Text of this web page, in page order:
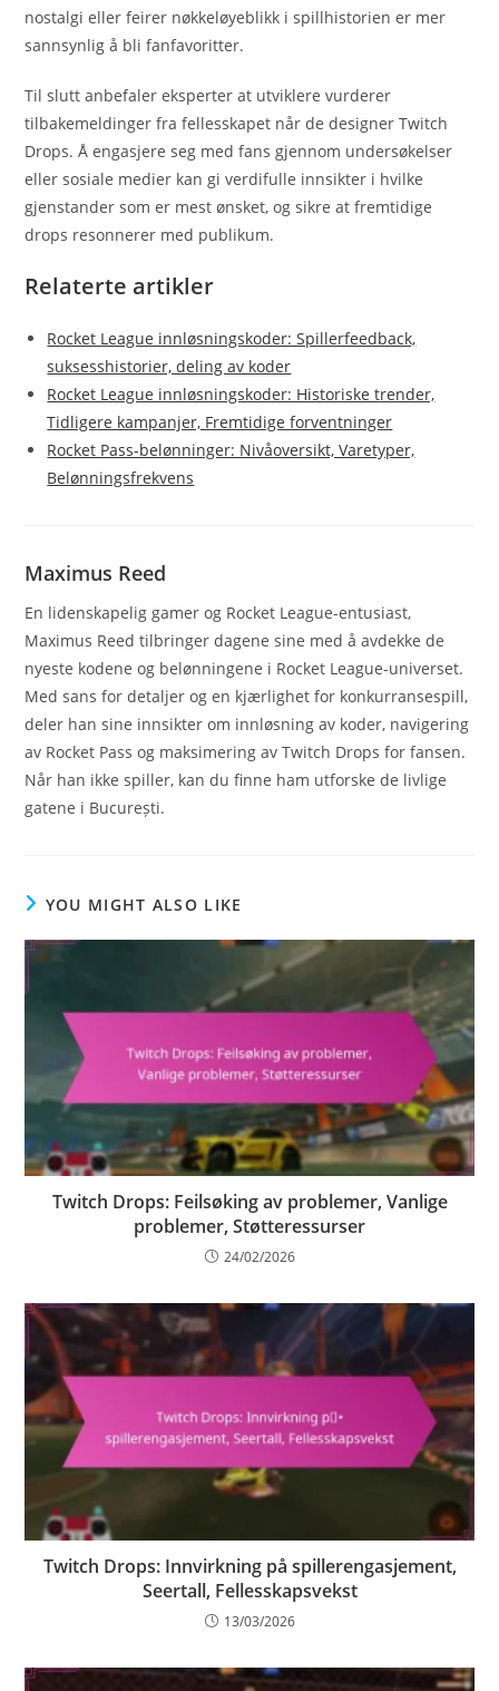
nostalgi eller feirer nøkkeløyeblikk i spillhistorien er mer
sannsynlig å bli fanfavoritter.
Til slutt anbefaler eksperter at utviklere vurderer
tilbakemeldinger fra fellesskapet når de designer Twitch
Drops. Å engasjere seg med fans gjennom undersøkelser
eller sosiale medier kan gi verdifulle innsikter i hvilke
gjenstander som er mest ønsket, og sikre at fremtidige
drops resonnerer med publikum.
Relaterte artikler
Rocket League innløsningskoder: Spillerfeedback,
suksesshistorier, deling av koder
Rocket League innløsningskoder: Historiske trender,
Tidligere kampanjer, Fremtidige forventninger
Rocket Pass-belønninger: Nivåoversikt, Varetyper,
Belønningsfrekvens
Maximus Reed
En lidenskapelig gamer og Rocket League-entusiast,
Maximus Reed tilbringer dagene sine med å avdekke de
nyeste kodene og belønningene i Rocket League-universet.
Med sans for detaljer og en kjærlighet for konkurransespill,
deler han sine innsikter om innløsning av koder, navigering
av Rocket Pass og maksimering av Twitch Drops for fansen.
Når han ikke spiller, kan du finne ham utforske de livlige
gatene i București.
YOU MIGHT ALSO LIKE
Twitch Drops: Feilsøking av problemer, Vanlige
problemer, Støtteressurser
24/02/2026
Twitch Drops: Innvirkning på spillerengasjement,
Seertall, Fellesskapsvekst
13/03/2026